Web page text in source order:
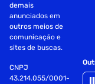
demais
anunciados em
outros meios de
comunicação e
sites de buscas.
CNPJ
43.214.055/0001-